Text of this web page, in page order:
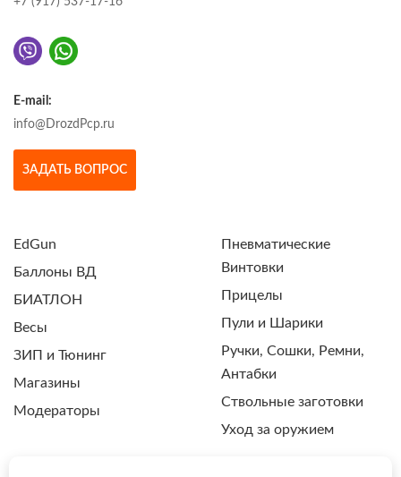
E-mail:
info@DrozdPcp.ru
ЗАДАТЬ ВОПРОС
EdGun
Баллоны ВД
БИАТЛОН
Весы
ЗИП и Тюнинг
Магазины
Модераторы
Пневматические
Винтовки
Прицелы
Пули и Шарики
Ручки, Сошки, Ремни,
Антабки
Ствольные заготовки
Уход за оружием